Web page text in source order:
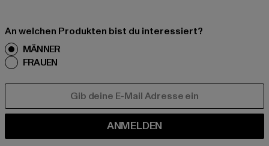
An welchen Produkten bist du interessiert?
MÄNNER
FRAUEN
ANMELDEN